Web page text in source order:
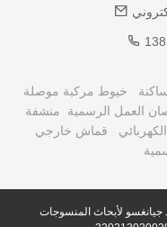
خيوط مركبة موصلة
العمل الرسمية
منشفة
قماش خارجي